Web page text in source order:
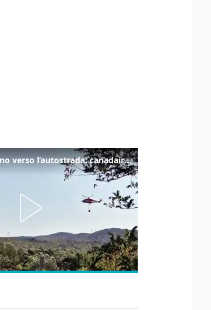
Le fiamme avanzano verso l’autostrada: canadair in azione tra Monfalcone e Duino